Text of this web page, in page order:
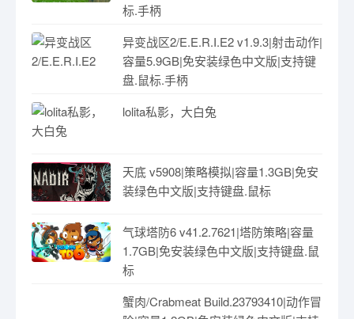
标.手柄
异变战区2/E.E.R.I.E2 v1.9.3|射击动作|
容量5.9GB|免安装绿色中文版|支持键
盘.鼠标.手柄
lolita私影，大白兔
天底 v5908|策略模拟|容量1.3GB|免安
装绿色中文版|支持键盘.鼠标
气球塔防6 v41.2.7621|塔防策略|容量
1.7GB|免安装绿色中文版|支持键盘.鼠
标
蟹肉/Crabmeat Build.23793410|动作冒